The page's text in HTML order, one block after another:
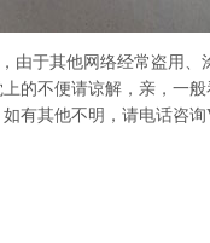
由于其他网络经常盗用
的不便请谅解，亲，一
有其他不明，请电话咨询